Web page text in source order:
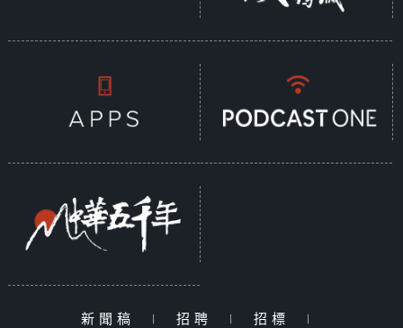
新聞稿 | 招聘 | 招標
|